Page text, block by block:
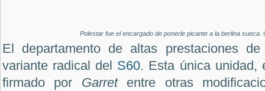
Polestar fue el encargado de ponerle picante a la berlina sueca.
El departamento de altas prestaciones
variante radical del S60. Esta única unidad,
firmado por Garretentre otras